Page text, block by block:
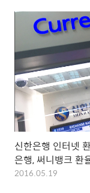
신한은행 인터넷
은행, 써니뱅크 환
2016.05.19